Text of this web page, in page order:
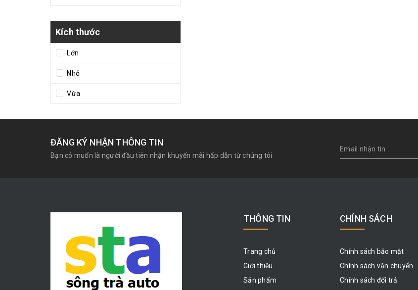
Kích thước
Lớn
Nhỏ
Vừa
ĐĂNG KÝ NHẬN THÔNG TIN
Bạn có muốn là người đầu tiên nhận khuyến mãi hấp dẫn từ chúng tôi
THÔNG TIN
Trang chủ
Giới thiệu
Sản phẩm
CHÍNH SÁCH
Chính sách bảo mật
Chính sách vận chuyển
Chính sách đổi trả